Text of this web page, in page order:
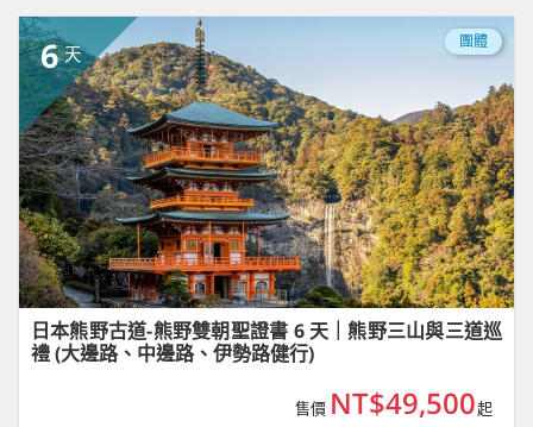
6 天
團體
日本熊野古道-熊野雙朝聖證書 6 天｜熊野三山與三道巡
禮 (大邊路、中邊路、伊勢路健行)
售價 NT$49,500起